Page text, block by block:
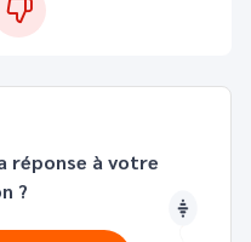
réponse à votre
?